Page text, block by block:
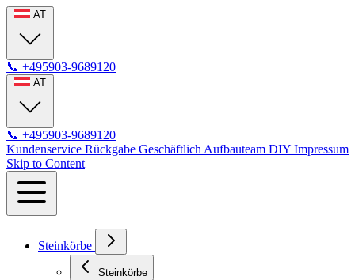
AT
📞 +495903-9689120
AT
📞 +495903-9689120
Kundenservice Rückgabe Geschäftlich Aufbauteam DIY Impressum
Skip to Content
Steinkörbe
Steinkörbe